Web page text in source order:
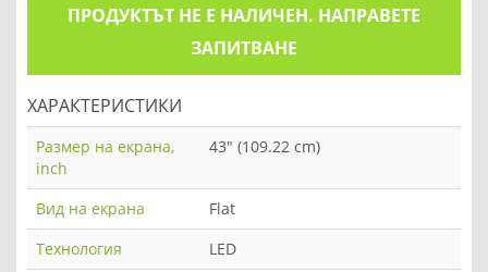
ПРОДУКТЪТ НЕ Е НАЛИЧЕН. НАПРАВЕТЕ
ЗАПИТВАНЕ
ХАРАКТЕРИСТИКИ
Размер на екрана,
inch
43" (109.22 cm)
Вид на екрана
Flat
Технология
LED